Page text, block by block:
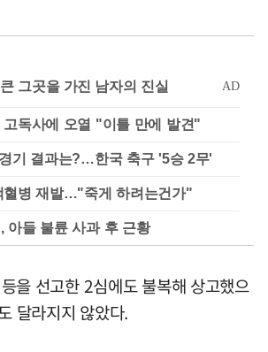
고독사에 오열 "이틀 만에 발견"
기 결과는?…한국 축구 '5승 2무'
혈병 재발…"죽게 하려는건가"
아들 불륜 사과 후 근황
을 선고한 2심에도 불복해 상고했으
달라지지 않았다.